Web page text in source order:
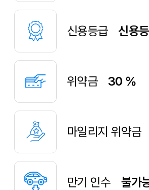
신용등급 신용
위약금 30 %
마일리지 위약금
만기 인수 불가